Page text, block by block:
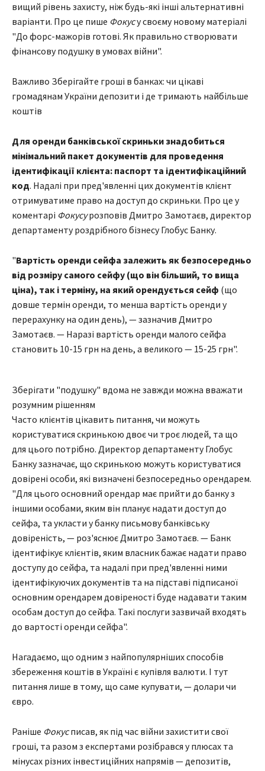
вищий рівень захисту, ніж будь-які інші альтернативні
варіанти. Про це пише Фокусу своєму новому матеріалі
"До форс-мажорів готові. Як правильно створювати
фінансову подушку в умовах війни".
Важливо Зберігайте гроші в банках: чи цікаві
громадянам України депозити і де тримають найбільше
коштів
Для оренди банківської скриньки знадобиться
мінімальний пакет документів для проведення
ідентифікації клієнта: паспорт та ідентифікаційний
код. Надалі при пред'явленні цих документів клієнт
отримуватиме право на доступ до скриньки. Про це у
коментарі Фокусурозповів Дмитро Замотаєв, директор
департаменту роздрібного бізнесу Глобус Банку.
"Вартість оренди сейфа залежить як безпосередньо
від розміру самого сейфу (що він більший, то вища
ціна), так і терміну, на який орендується сейф (що
довше термін оренди, то менша вартість оренди у
перерахунку на один день), — зазначив Дмитро
Замотаєв. — Наразі вартість оренди малого сейфа
становить 10-15 грн на день, а великого — 15-25 грн".
Зберігати "подушку" вдома не завжди можна вважати
розумним рішенням
Часто клієнтів цікавить питання, чи можуть
користуватися скринькою двоє чи троє людей, та що
для цього потрібно. Директор департаменту Глобус
Банку зазначає, що скринькою можуть користуватися
довірені особи, які визначені безпосередньо орендарем.
"Для цього основний орендар має прийти до банку з
іншими особами, яким він планує надати доступ до
сейфа, та укласти у банку письмову банківську
довіреність, — роз'яснює Дмитро Замотаєв. — Банк
ідентифікує клієнтів, яким власник бажає надати право
доступу до сейфа, та надалі при пред'явленні ними
ідентифікуючих документів та на підставі підписаної
основним орендарем довіреності буде надавати таким
особам доступ до сейфа. Такі послуги зазвичай входять
до вартості оренди сейфа".
Нагадаємо, що одним з найпопулярніших способів
збереження коштів в Україні є купівля валюти. І тут
питання лише в тому, що саме купувати, — долари чи
євро.
Раніше Фокусписав, як під час війни захистити свої
гроші, та разом з експертами розібрався у плюсах та
мінусах різних інвестиційних напрямів — депозитів,